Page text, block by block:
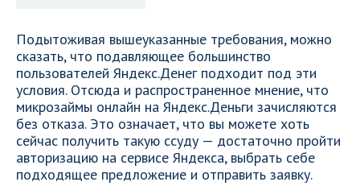
Подытоживая вышеуказанные требования, можно
сказать, что подавляющее большинство
пользователей Яндекс.Денег подходит под эти
условия. Отсюда и распространенное мнение, что
микрозаймы онлайн на Яндекс.Деньги зачисляются
без отказа. Это означает, что вы можете хоть
сейчас получить такую ссуду — достаточно пройти
авторизацию на сервисе Яндекса, выбрать себе
подходящее предложение и отправить заявку.